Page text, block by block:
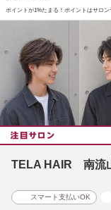
ポイントが1%たまる！ ポイントはサロン
TELA HAIR 南流
スマート支払いOK